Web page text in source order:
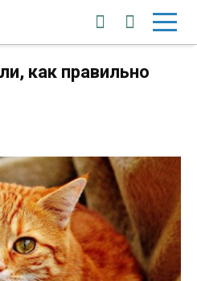
как правильно